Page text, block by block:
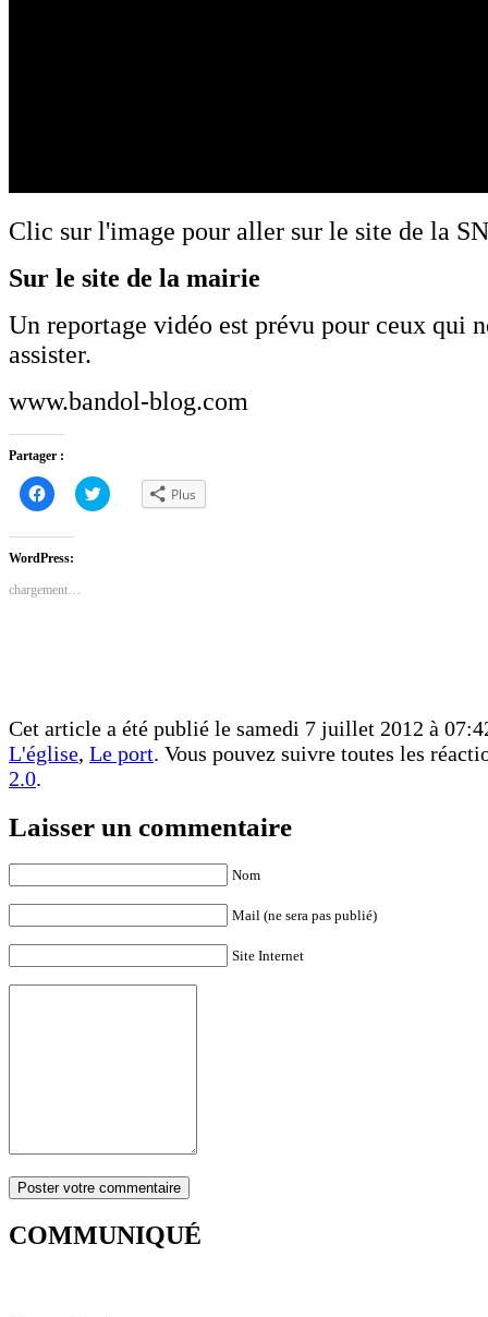
Clic sur l'image pour aller sur le site de la
Sur le site de la mairie
Un reportage vidéo est prévu pour ceux qui
assister.
www.bandol-blog.com
Partager :
Cliquez
pour
partager
Facebook(ouvre
dans
une
fenêtre)
Cliquez
pour Plus
WordPress:
chargement…
Cet article a été publié le samedi 7 juillet 2012 à
L'église, Le port. Vous pouvez suivre toutes les
2.0.
Laisser un commentaire
Nom
Mail (ne sera pas publié)
Site Internet
COMMUNIQUÉ